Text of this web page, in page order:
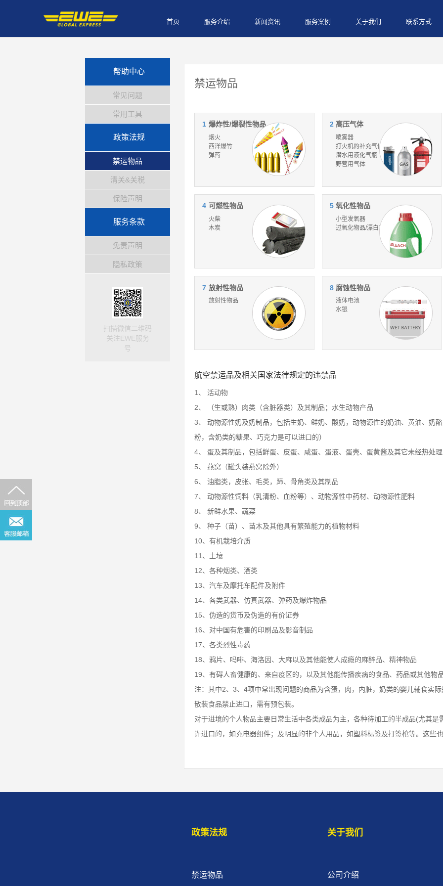
首页 服务介绍 新闻资讯 服务案例 关于我们 联系方式
帮助中心
常见问题
常用工具
政策法规
禁运物品
清关&关税
保险声明
服务条款
免责声明
隐私政策
扫描微信二维码
关注EWE服务
号
禁运物品
1 爆炸性/爆裂性物品
烟火
西洋爆竹
弹药
2 高压气体
喷雾器
打火机的补充气体
潜水用液化气瓶
野营用气体
4 可燃性物品
火柴
木炭
5 氧化性物品
小型发氧器
过氧化物品/漂白剂
7 放射性物品
放射性物品
8 腐蚀性物品
液体电池
水银
航空禁运品及相关国家法律规定的违禁品
1、 活动物
2、 （生或熟）肉类（含脏器类）及其制品；水生动物产品
3、 动物源性奶及奶制品，包括生奶、鲜奶、酸奶，动物源性的奶油、黄油、奶
粉，含奶类的糖果、巧克力是可以进口的）
4、 蛋及其制品，包括鲜蛋、皮蛋、咸蛋、蛋液、蛋壳、蛋黄酱及其它未经热处
5、 燕窝（罐头装燕窝除外）
6、 油脂类，皮张、毛类，蹄、骨角类及其制品
7、 动物源性饲料（乳清粉、血粉等）、动物源性中药材、动物源性肥料
8、 新鲜水果、蔬菜
9、 种子（苗）、苗木及其他具有繁殖能力的植物材料
10、有机栽培介质
11、土壤
12、各种烟类、酒类
13、汽车及摩托车配件及附件
14、各类武器、仿真武器、弹药及爆炸物品
15、伪造的货币及伪造的有价证券
16、对中国有危害的印刷品及影音制品
17、各类烈性毒药
18、鸦片、吗啡、海洛因、大麻以及其他能使人成瘾的麻醉品、精神物品
19、有碍人畜健康的、来自疫区的，以及其他能传播疾病的食品、药品或其他物
注：其中2、3、4项中常出现问题的商品为含蛋，肉，内脏，奶类的婴儿辅食实际
散装食品禁止进口，需有预包装。
对于进境的个人物品主要日常生活中各类成品为主，各种待加工的半成品(尤其
许进口的，如充电器组件；及明显的非个人用品，如塑料标签及打签枪等。这些
政策法规
禁运物品
关于我们
公司介绍